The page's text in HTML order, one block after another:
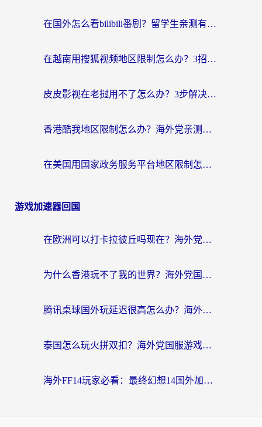
在国外怎么看bilibili番剧？留学生亲测有效的地域限制突破指南（附酷我酷狗音乐解决方法）
在越南用搜狐视频地区限制怎么办？3招解决海外看国内剧难题（附西瓜视频CCTV观看技巧）
皮皮影视在老挝用不了怎么办？3步解决海外看国内影视&财经的痛点
香港酷我地区限制怎么办？海外党亲测有效的回国加速方案来了
在美国用国家政务服务平台地区限制怎么办？海外华人必备的突破攻略（附追剧看片技巧）
游戏加速器回国
在欧洲可以打卡拉彼丘吗现在？海外党国服游戏加速器终极避坑指南
为什么香港玩不了我的世界？海外党国服游戏加速终极解决方案
腾讯桌球国外玩延迟很高怎么办？海外党亲测有效的国服游戏加速指南
泰国怎么玩火拼双扣？海外党国服游戏加速终极指南（附暗区突围植物大战僵尸实测）
海外FF14玩家必看：最终幻想14国外加速器下载安装全攻略+卡顿解决秘籍